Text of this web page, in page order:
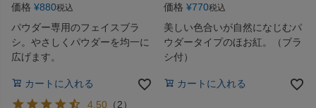
価格 ¥880税込
パウダー専用のフェイスブラ
シ。やさしくパウダーを均一に
広げます。
カートに入れる
4.50 （2）
価格 ¥770税込
美しい色合いが自然になじむパ
ウダータイプのほお紅。（ブラ
シ付）
カートに入れる